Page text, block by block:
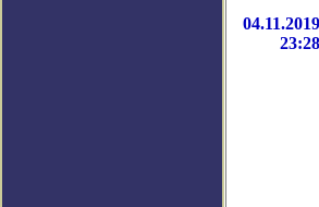
04.11.2019
23:28